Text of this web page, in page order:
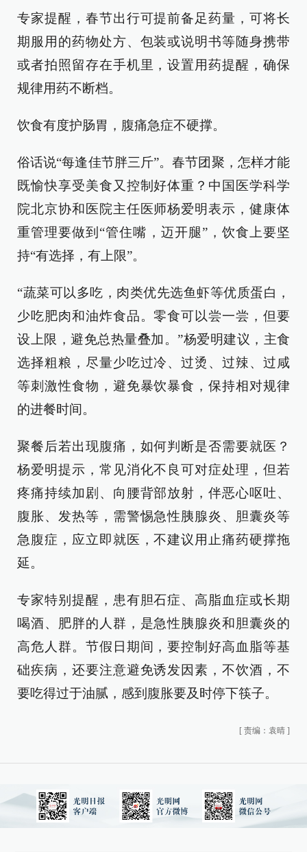
专家提醒，春节出行可提前备足药量，可将长
期服用的药物处方、包装或说明书等随身携带
或者拍照留存在手机里，设置用药提醒，确保
规律用药不断档。
饮食有度护肠胃，腹痛急症不硬撑。
俗话说“每逢佳节胖三斤”。春节团聚，怎样才能
既愉快享受美食又控制好体重？中国医学科学
院北京协和医院主任医师杨爱明表示，健康体
重管理要做到“管住嘴，迈开腿”，饮食上要坚
持“有选择，有上限”。
“蔬菜可以多吃，肉类优先选鱼虾等优质蛋白，
少吃肥肉和油炸食品。零食可以尝一尝，但要
设上限，避免总热量叠加。”杨爱明建议，主食
选择粗粮，尽量少吃过冷、过烫、过辣、过咸
等刺激性食物，避免暴饮暴食，保持相对规律
的进餐时间。
聚餐后若出现腹痛，如何判断是否需要就医？
杨爱明提示，常见消化不良可对症处理，但若
疼痛持续加剧、向腰背部放射，伴恶心呕吐、
腹胀、发热等，需警惕急性胰腺炎、胆囊炎等
急腹症，应立即就医，不建议用止痛药硬撑拖
延。
专家特别提醒，患有胆石症、高脂血症或长期
喝酒、肥胖的人群，是急性胰腺炎和胆囊炎的
高危人群。节假日期间，要控制好高血脂等基
础疾病，还要注意避免诱发因素，不饮酒，不
要吃得过于油腻，感到腹胀要及时停下筷子。
[ 责编：袁晴 ]